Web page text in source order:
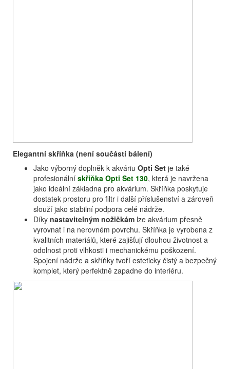
Elegantní skříňka (není součástí bálení)
Jako výborný doplněk k akváriu Opti Set je také
profesionální skříňka Opti Set 130, která je navržena
jako ideální základna pro akvárium. Skříňka poskytuje
dostatek prostoru pro filtr i další příslušenství a zároveň
slouží jako stabilní podpora celé nádrže.
Díky nastavitelným nožičkám lze akvárium přesně
vyrovnat i na nerovném povrchu. Skříňka je vyrobena z
kvalitních materiálů, které zajišťují dlouhou životnost a
odolnost proti vlhkosti i mechanickému poškození.
Spojení nádrže a skříňky tvoří esteticky čistý a bezpečný
komplet, který perfektně zapadne do interiéru.